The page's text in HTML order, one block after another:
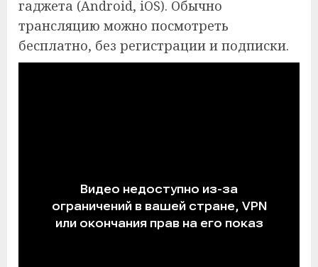
гаджета (Android, iOS). Обычно
трансляцию можно посмотреть
бесплатно, без регистрации и подписки.